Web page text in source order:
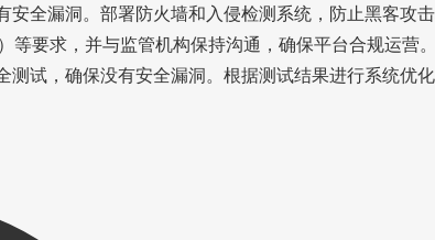
全漏洞。部署防火墙和入侵检测系统，防止黑客攻击
要求，并与监管机构保持沟通，确保平台合规运营。
试，确保没有安全漏洞。根据测试结果进行系统优